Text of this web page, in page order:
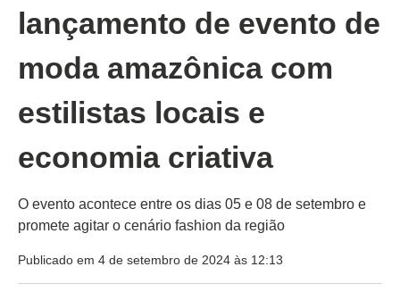
lançamento de evento de
moda amazônica com
estilistas locais e
economia criativa
O evento acontece entre os dias 05 e 08 de setembro e
promete agitar o cenário fashion da região
Publicado em 4 de setembro de 2024 às 12:13